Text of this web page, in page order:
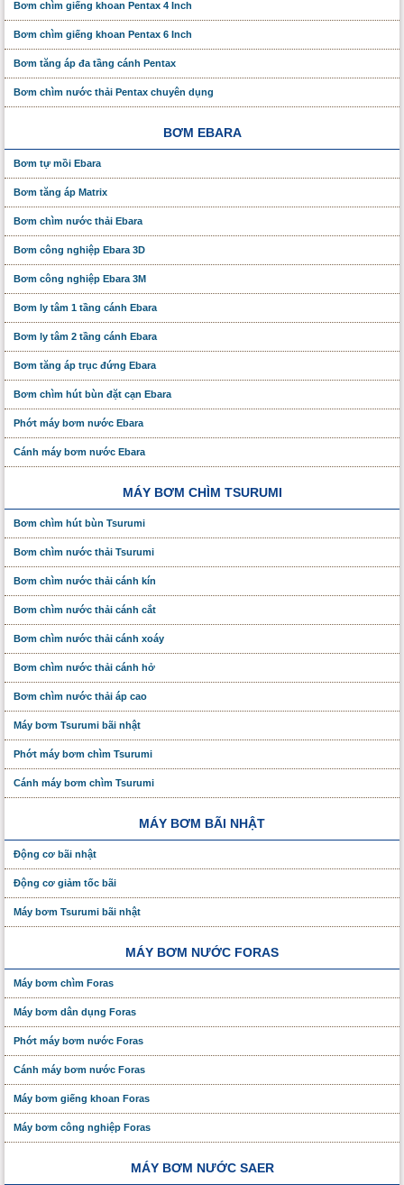
Bơm chìm giếng khoan Pentax 4 Inch
Bơm chìm giếng khoan Pentax 6 Inch
Bơm tăng áp đa tầng cánh Pentax
Bơm chìm nước thải Pentax chuyên dụng
BƠM EBARA
Bơm tự mồi Ebara
Bơm tăng áp Matrix
Bơm chìm nước thải Ebara
Bơm công nghiệp Ebara 3D
Bơm công nghiệp Ebara 3M
Bơm ly tâm 1 tầng cánh Ebara
Bơm ly tâm 2 tầng cánh Ebara
Bơm tăng áp trục đứng Ebara
Bơm chìm hút bùn đặt cạn Ebara
Phớt máy bơm nước Ebara
Cánh máy bơm nước Ebara
MÁY BƠM CHÌM TSURUMI
Bơm chìm hút bùn Tsurumi
Bơm chìm nước thải Tsurumi
Bơm chìm nước thải cánh kín
Bơm chìm nước thải cánh cắt
Bơm chìm nước thải cánh xoáy
Bơm chìm nước thải cánh hở
Bơm chìm nước thải áp cao
Máy bơm Tsurumi bãi nhật
Phớt máy bơm chìm Tsurumi
Cánh máy bơm chìm Tsurumi
MÁY BƠM BÃI NHẬT
Động cơ bãi nhật
Động cơ giảm tốc bãi
Máy bơm Tsurumi bãi nhật
MÁY BƠM NƯỚC FORAS
Máy bơm chìm Foras
Máy bơm dân dụng Foras
Phớt máy bơm nước Foras
Cánh máy bơm nước Foras
Máy bơm giếng khoan Foras
Máy bơm công nghiệp Foras
MÁY BƠM NƯỚC SAER